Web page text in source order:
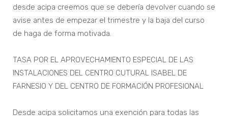
desde acipa creemos que se debería devolver cuando se
avise antes de empezar el trimestre y la baja del curso
de haga de forma motivada.
TASA POR EL APROVECHAMIENTO ESPECIAL DE LAS
INSTALACIONES DEL CENTRO CUTURAL ISABEL DE
FARNESIO Y DEL CENTRO DE FORMACIÓN PROFESIONAL
Desde acipa solicitamos una exención para todas las